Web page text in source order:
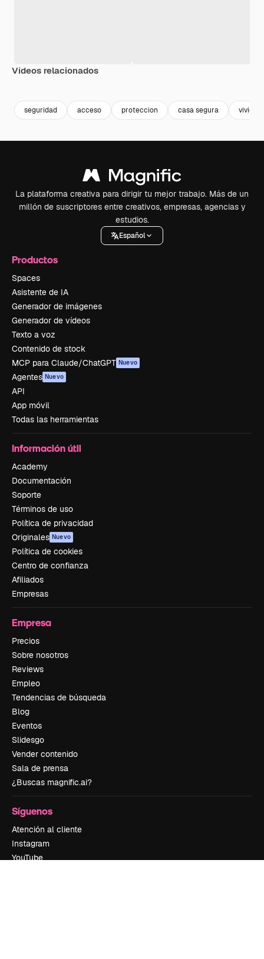
Vídeos relacionados
seguridad acceso proteccion casa segura
La plataforma creativa para dirigir tu mejor trabajo. Más de un
millón de suscriptores entre creativos, empresas, agencias y
estudios.
Español
Productos
Spaces
Asistente de IA
Generador de imágenes
Generador de vídeos
Texto a voz
Contenido de stock
MCP para Claude/ChatGPT Nuevo
Agentes Nuevo
API
App móvil
Todas las herramientas
Información útil
Academy
Documentación
Soporte
Términos de uso
Política de privacidad
Originales Nuevo
Política de cookies
Centro de confianza
Afiliados
Empresas
Empresa
Precios
Sobre nosotros
Reviews
Empleo
Tendencias de búsqueda
Blog
Eventos
Slidesgo
Vender contenido
Sala de prensa
¿Buscas magnific.ai?
Síguenos
Atención al cliente
Instagram
YouTube